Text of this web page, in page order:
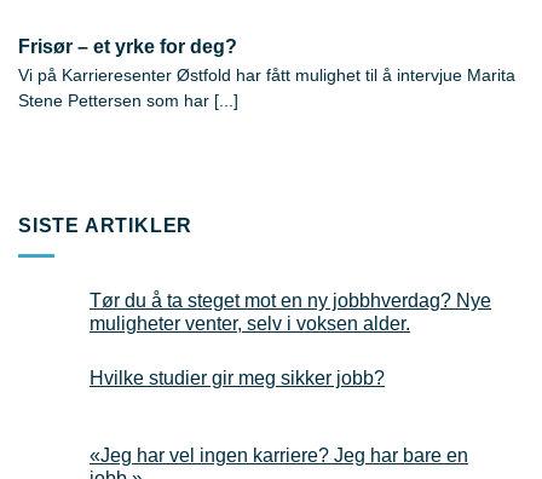
Frisør – et yrke for deg?
Vi på Karrieresenter Østfold har fått mulighet til å intervjue Marita
Stene Pettersen som har [...]
SISTE ARTIKLER
Tør du å ta steget mot en ny jobbhverdag? Nye
muligheter venter, selv i voksen alder.
Hvilke studier gir meg sikker jobb?
«Jeg har vel ingen karriere? Jeg har bare en